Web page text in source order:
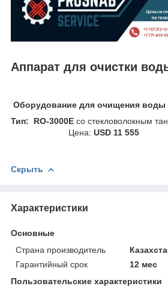
Аппарат для очистки
Оборудование для очищения воды
Тип: RO-3000E со
Цена: USD 11 555
Скрыть
Характеристики
Основные
Страна производитель
Гарантийный срок
12 мес
Пользовательские характеристики